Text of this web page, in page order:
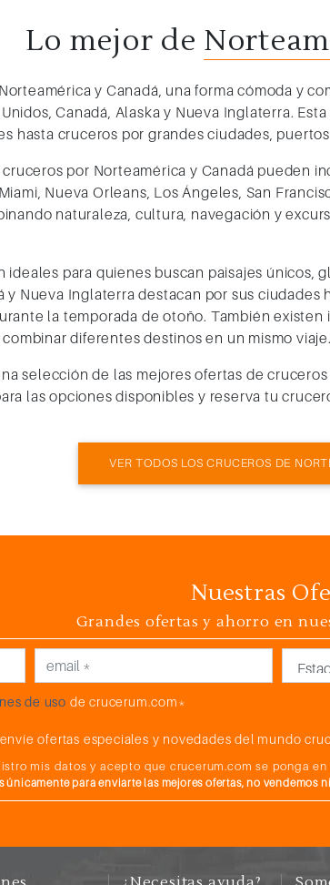
Lo mejor de
y Canadá, una forma cómoda y
Canadá, Alaska y Nueva Inglaterra.
hasta cruceros por grandes ciudades,
por Norteamérica y Canadá pueden
Nueva Orleans, Los Ángeles, San
naturaleza, cultura, navegación y
ideales para quienes buscan paisajes únicos,
y Nueva Inglaterra destacan por sus
la temporada de otoño. También
diferentes destinos en un mismo viaje.
selección de las mejores ofertas de
las opciones disponibles y reserva tu
VER TODOS LOS CRUCEROS DE
Nuestras
Grandes ofertas y ahorro en
de uso de crucerum.com*
ofertas especiales y novedades del mundo
mis datos y acepto que crucerum.com se ponga
para enviarte las mejores ofertas, no vendemos